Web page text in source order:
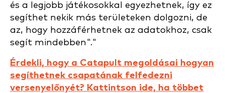
és a legjobb játékosokkal egyezhetnek, így ez
segíthet nekik más területeken dolgozni, de
az, hogy hozzáférhetnek az adatokhoz, csak
segít mindebben"."
Érdekli, hogy a Catapult megoldásai hogyan
segíthetnek csapatának felfedezni
versenyelőnyét? Kattintson ide, ha többet